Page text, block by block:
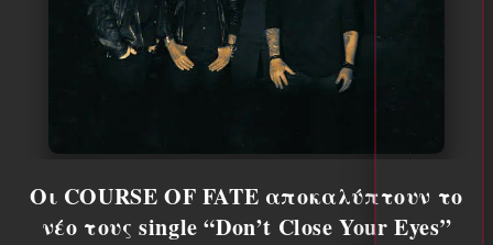
Οι COURSE OF FATE αποκαλύπτουν το
νέο τους single “Don’t Close Your Eyes”